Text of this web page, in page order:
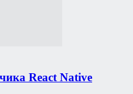
React Native